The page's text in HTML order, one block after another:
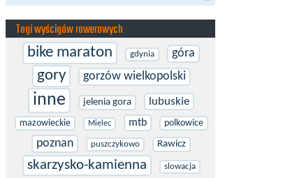
Tagi wyścigów rowerowych
bike maraton gdynia góra
gory gorzów wielkopolski
inne jelenia gora lubuskie
mazowieckie Mielec mtb polkowice
poznan puszczykowo Rawicz
skarzysko-kamienna slowacja